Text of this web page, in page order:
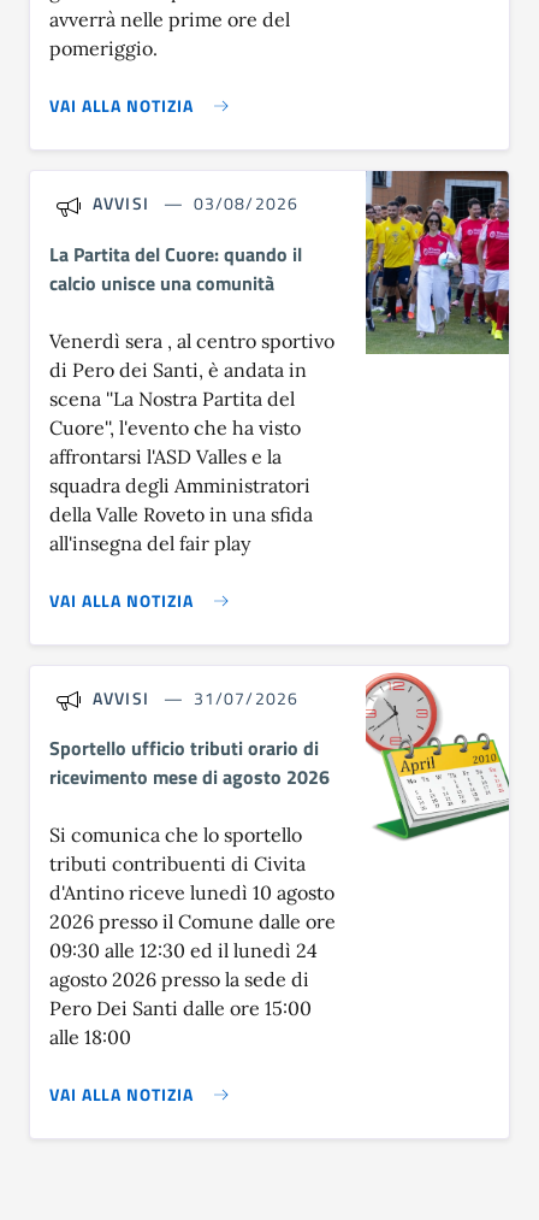
avverrà nelle prime ore del
pomeriggio.
VAI ALLA NOTIZIA
AVVISI 03/08/2026
La Partita del Cuore: quando il
calcio unisce una comunità
Venerdì sera , al centro sportivo
di Pero dei Santi, è andata in
scena ''La Nostra Partita del
Cuore'', l'evento che ha visto
affrontarsi l'ASD Valles e la
squadra degli Amministratori
della Valle Roveto in una sfida
all'insegna del fair play
VAI ALLA NOTIZIA
AVVISI 31/07/2026
Sportello ufficio tributi orario di
ricevimento mese di agosto 2026
Si comunica che lo sportello
tributi contribuenti di Civita
d'Antino riceve lunedì 10 agosto
2026 presso il Comune dalle ore
09:30 alle 12:30 ed il lunedì 24
agosto 2026 presso la sede di
Pero Dei Santi dalle ore 15:00
alle 18:00
VAI ALLA NOTIZIA